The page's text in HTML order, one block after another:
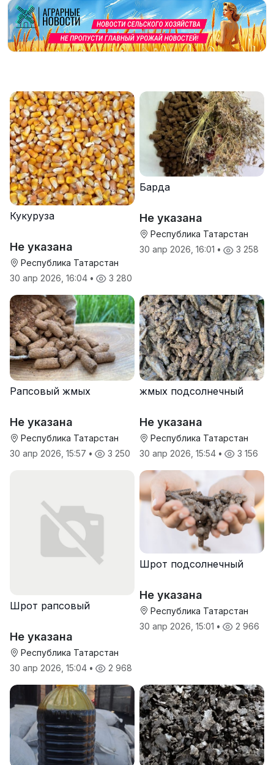
Кукуруза
Не указана
Республика Татарстан
30 апр 2026, 16:04 • 3 280
Барда
Не указана
Республика Татарстан
30 апр 2026, 16:01 • 3 258
Рапсовый жмых
Не указана
Республика Татарстан
30 апр 2026, 15:57 • 3 250
жмых подсолнечный
Не указана
Республика Татарстан
30 апр 2026, 15:54 • 3 156
Шрот рапсовый
Не указана
Республика Татарстан
30 апр 2026, 15:04 • 2 968
Шрот подсолнечный
Не указана
Республика Татарстан
30 апр 2026, 15:01 • 2 966